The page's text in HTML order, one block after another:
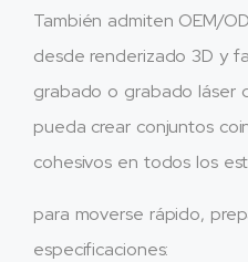
También admiten OEM/
desde renderizado 3D y
grabado o grabado láser
pueda crear conjuntos
cohesivos en todos los
para moverse rápido,
especificaciones: